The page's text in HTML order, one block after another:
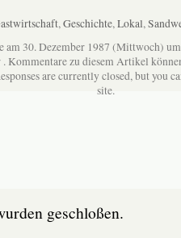
,Geschichte,Lokal,
30. Dezember 1987 (Mittwoch)
. Kommentare zu diesem Artikel
are currently closed, but you
site.
geschloßen.